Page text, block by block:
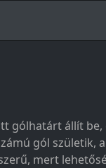
gólhatárt állít
gól
mert